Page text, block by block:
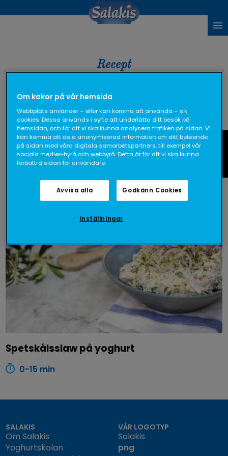
Recept
RECEPTKATEGORIER TEMAN
spetskålsslaw
Visar 1 recept
Spetskålsslaw på yoghurt
0-15 min
SALAKIS
Om Salakis
Yoghurtskolan
VÅR LOGOTYP
Salakis
png
Om kakor på vår hemsida
Webbplats använder – eller kan komma att använda – s.k
cookies. Dessa används i syfte att underlätta ditt besök på
hemsidan, och för att vi ska kunna analysera trafiken på sidan. Vi
kan komma att dela anonymiserad information om ditt beteende
på sidan med våra digitala samarbetspartners, till exempel vår
sociala medier-byrå och webbyrå. Detta är för att vi ska kunna
förbättra sidan för användare.
Avvisa alla Godkänn Cookies
Inställningar